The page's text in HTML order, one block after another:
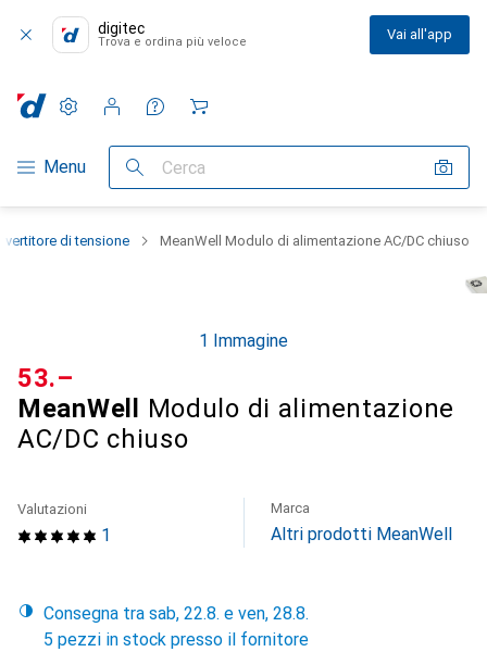
digitec
Trova e ordina più veloce Vai all'app
Categoria Navigazione
Menu Cerca
Impostazioni
Conto cliente
Liste di confronto
Liste dei desideri
Carrello
di tensione MeanWell Modulo di alimentazione AC/DC chiuso
1 Immagine
MeanWell
Modulo di alimentazione
AC/DC chiuso
CHF
53.–
1
Valutazioni Marca
Altri prodotti MeanWell
Consegna tra sab, 22.8. e ven, 28.8.
5 pezzi in stock presso il fornitore